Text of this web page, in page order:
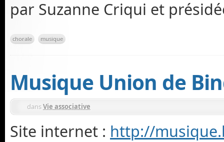
par Suzanne Criqui et
chorale musique
Musique Union de
dansVie associative
Site internet : http://